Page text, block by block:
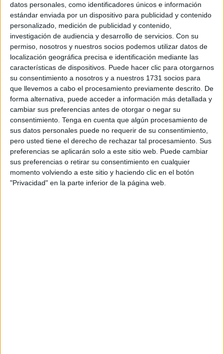
datos personales, como identificadores únicos e información
estándar enviada por un dispositivo para publicidad y contenido
personalizado, medición de publicidad y contenido,
investigación de audiencia y desarrollo de servicios. Con su
permiso, nosotros y nuestros socios podemos utilizar datos de
localización geográfica precisa e identificación mediante las
características de dispositivos. Puede hacer clic para otorgarnos
su consentimiento a nosotros y a nuestros 1731 socios para
que llevemos a cabo el procesamiento previamente descrito. De
forma alternativa, puede acceder a información más detallada y
cambiar sus preferencias antes de otorgar o negar su
consentimiento. Tenga en cuenta que algún procesamiento de
sus datos personales puede no requerir de su consentimiento,
pero usted tiene el derecho de rechazar tal procesamiento. Sus
preferencias se aplicarán solo a este sitio web. Puede cambiar
sus preferencias o retirar su consentimiento en cualquier
momento volviendo a este sitio y haciendo clic en el botón
"Privacidad" en la parte inferior de la página web.
Marruecos
POR BEATRIZ MARTÍNEZ 22/06/2026 4
OPE: El Muelle de España se activará como
embolsamiento en caso de colapso
POR EVA CEREZO 09/06/2026 4
La Musal-la por el Eid al-Adha, un “orgullo”
para Ceuta tras 20 años de celebración
POR PALOMA ABAD 27/05/2026 7
Puesta a punto del embolsamiento para la
Musal-la del Eid al-Adha
POR EVA CEREZO 25/05/2026 0
La frontera del Tarajal recupera la normalidad
tras largas esperas
POR EVA CEREZO 24/05/2026 5